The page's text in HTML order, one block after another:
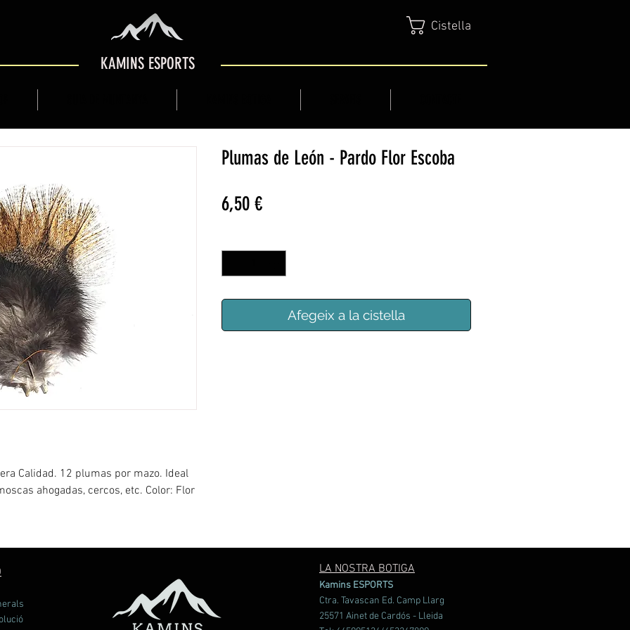
Cistella
KAMINS ESPORTS
Calidad. 12 plumas por mazo. Ideal
ahogadas, cercos, etc. Color: Flor
Plumas de León - Pardo Flor Escoba
6,50 €Price
Afegeix a la cistella
LA NOSTRA BOTIGA
Kamins ESPORTS
Ctra. Tavascan Ed. Camp Llarg
25571 Ainet de Cardós - Lleida